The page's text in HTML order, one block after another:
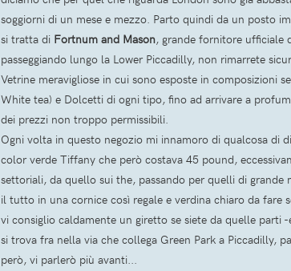
soggiorni di un mese e mezzo. Parto quindi da un posto
si tratta di Fortnum and Mason, grande fornitore ufficiale
passeggiando lungo la Lower Piccadilly, non rimarrete
Vetrine meravigliose in cui sono esposte in composizioni
White tea) e Dolcetti di ogni tipo, fino ad arrivare a
dei prezzi non troppo permissibili.
Ogni volta in questo negozio mi innamoro di qualcosa di
color verde Tiffany che però costava 45 pound,
settoriali, da quello sui the, passando per quelli di grande
il tutto in una cornice così regale e verdina chiaro da
vi consiglio caldamente un giretto se siete da quelle parti
si trova fra nella via che collega Green Park a Piccadilly,
però, vi parlerò più avanti...